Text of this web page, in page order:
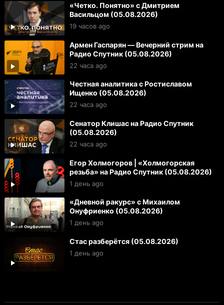
«Четко. Понятно» с Дмитрием
Васильцом (05.08.2026)
19 часов ago
Армен Гаспарян — Вечерний стрим на
Радио Спутник (05.08.2026)
22 часа ago
Честная аналитика с Ростиславом
Ищенко (05.08.2026)
22 часа ago
Сенатор Клишас на Радио Спутник
(05.08.2026)
22 часа ago
Егор Холмогоров | «Холмогорская
резьба» на Радио Спутник (05.08.2026)
1 день ago
«Дневной ракурс» с Михаилом
Онуфриенко (05.08.2026)
1 день ago
Стас разберётся (05.08.2026)
1 день ago